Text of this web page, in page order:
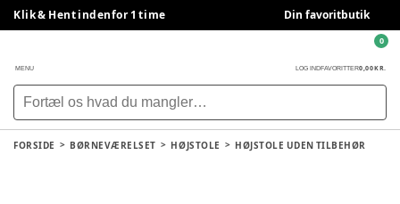
Klik & Hent indenfor 1 time Din favoritbutik
MENU LOG INDFAVORITTER0,00 KR.
0
FORSIDE BØRNEVÆRELSET HØJSTOLE HØJSTOLE UDEN TILBEHØR